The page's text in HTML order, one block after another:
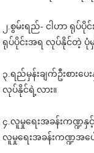
၂.စွမ်းရည်- ငါဟာ ရုပ်
ရုပ်ပိုင်းအရ လုပ်နိုင်တဲ့ ပုံ
၃.ရည်မှန်းချက်ဦးစား
လုပ်နိုင်ရဲ့လား။
၄.လူမှုရေးအခန်းကဏ္ဍနှ
လူမှုရေးအခန်းကဏ္ဍအပေ